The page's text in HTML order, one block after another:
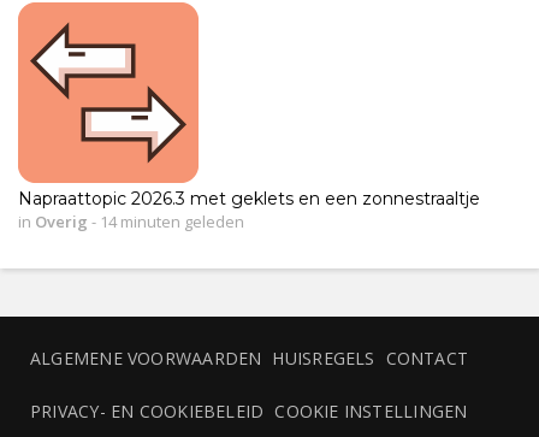
Napraattopic 2026.3 met geklets en een zonnestraaltje
in Overig - 14 minuten geleden
ALGEMENE VOORWAARDEN HUISREGELS CONTACT
PRIVACY- EN COOKIEBELEID COOKIE INSTELLINGEN